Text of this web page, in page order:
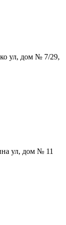
ул, дом № 7/29,
ул, дом № 11